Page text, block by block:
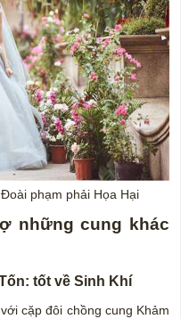
phạm phải Họa Hại
những cung khác
tốt về Sinh Khí
cặp đôi chồng cung Khảm